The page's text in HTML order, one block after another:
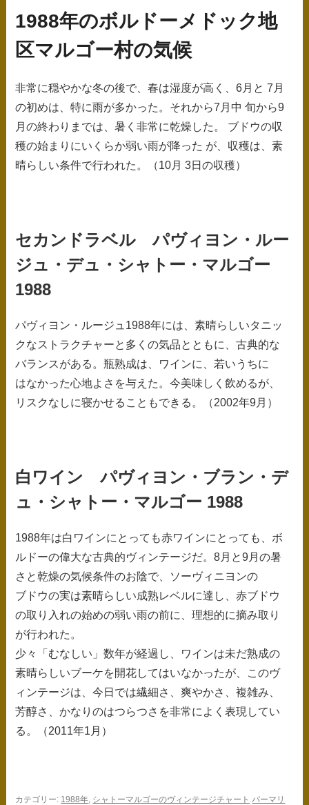
1988年のボルドーメドック地
区マルゴー村の気候
非常に穏やかな冬の後で、春は湿度が高く、6月と 7月
の初めは、特に雨が多かった。それから7月中 旬から9
月の終わりまでは、暑く非常に乾燥した。 ブドウの収
穫の始まりにいくらか弱い雨が降った が、収穫は、素
晴らしい条件で行われた。（10月 3日の収穫）
セカンドラベル パヴィヨン・ルー
ジュ・デュ・シャトー・マルゴー
1988
パヴィヨン・ルージュ1988年には、素晴らしいタニッ
クなストラクチャーと多くの気品とともに、古典的な
バランスがある。瓶熟成は、ワインに、若いうちに
はなかった心地よさを与えた。今美味しく飲めるが、
リスクなしに寝かせることもできる。（2002年9月）
白ワイン パヴィヨン・ブラン・デ
ュ・シャトー・マルゴー 1988
1988年は白ワインにとっても赤ワインにとっても、ボ
ルドーの偉大な古典的ヴィンテージだ。8月と9月の暑
さと乾燥の気候条件のお陰で、ソーヴィニヨンの
ブドウの実は素晴らしい成熟レベルに達し、赤ブドウ
の取り入れの始めの弱い雨の前に、理想的に摘み取り
が行われた。
少々「むなしい」数年が経過し、ワインは未だ熟成の
素晴らしいブーケを開花してはいなかったが、このヴ
ィンテージは、今日では繊細さ、爽やかさ、複雑み、
芳醇さ、かなりのはつらつさを非常によく表現してい
る。（2011年1月）
カテゴリー: 1988年, シャトーマルゴーのヴィンテージチャート パーマリ